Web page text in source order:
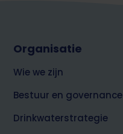
Footer
top
over
Water
Organisatie
Wie we zijn
Bestuur en governance
Drinkwaterstrategie